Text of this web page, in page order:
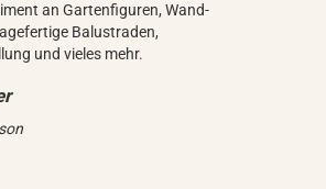
an Gartenfiguren, Wand-
Balustraden,
und vieles mehr.